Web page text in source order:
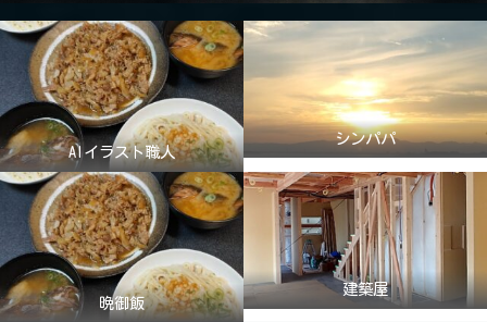
AIイラスト職人
シンパパ
晩御飯
建築屋